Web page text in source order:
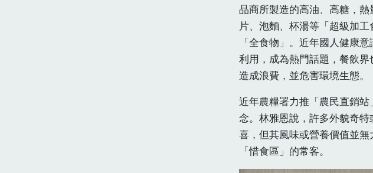
品商所製造的高油、高糖，
片、泡麵、杯湯等「超級加
「全食物」。近年國人健康
利用，成為熱門話題，餐飲
造成浪費，並危害環境生態。
近年農糧署力推「農民直銷
念。林雅恩說，許多外貌奇
喜，但其風味或營養價值並
「惜食區」的常客。